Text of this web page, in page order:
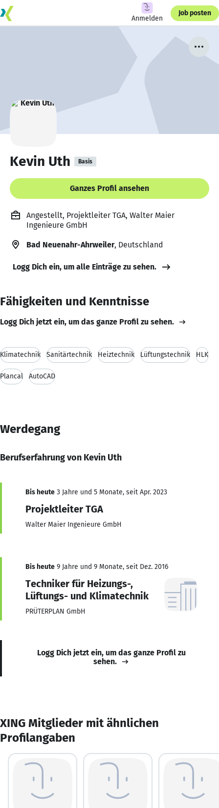
Anmelden
Job posten
Kevin Uth Basis
Ganzes Profil ansehen
Angestellt, Projektleiter TGA, Walter Maier
Ingenieure GmbH
Bad Neuenahr-Ahrweiler, Deutschland
Logg Dich ein, um alle Einträge zu sehen.
Fähigkeiten und Kenntnisse
Logg Dich jetzt ein, um das ganze Profil zu sehen.
Klimatechnik Sanitärtechnik Heiztechnik Lüftungstechnik HLK
Plancal AutoCAD
Werdegang
Berufserfahrung von Kevin Uth
Bis heute 3 Jahre und 5 Monate, seit Apr. 2023
Projektleiter TGA
Walter Maier Ingenieure GmbH
Bis heute 9 Jahre und 9 Monate, seit Dez. 2016
Techniker für Heizungs-,
Lüftungs- und Klimatechnik
PRÜTERPLAN GmbH
Logg Dich jetzt ein, um das ganze Profil zu
sehen.
XING Mitglieder mit ähnlichen
Profilangaben